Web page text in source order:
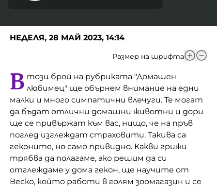
Като Айнщайн
Домашен любимец
Питаме Ви
До ре ми
НЕДЕЛЯ, 28 МАЙ 2023, 14:14
Размер на шрифта
В този брой на рубриката "Домашен
любимец" ще обърнем внимание на едни
малки и много симпатични влечуги. Те могат
да бъдат отлични домашни животни и дори
ще се привържат към вас, нищо, че на пръв
поглед изглеждат страховити. Такива са
геконите, но само привидно. Какви грижи
трябва да полагаме, ако решим да си
отглеждаме у дома гекон, ще научите от
Веско, който работи в голям зоомагазин и се